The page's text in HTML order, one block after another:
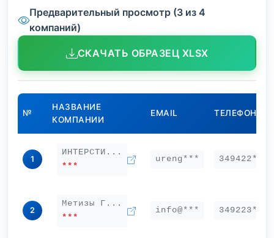
Предварительный просмотр (3 из 4
компаний)
СКАЧАТЬ ОБРАЗЕЦ XLSX
№
НАЗВАНИЕ
КОМПАНИИ
EMAIL ТЕЛЕФОН
1
ИНТЕРСТИ...
***
ureng*** 349422***
2
Метизы Г...
***
info@*** 349223***